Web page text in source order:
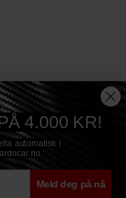
4.000 KR!
automatisk i
Meld deg på nå